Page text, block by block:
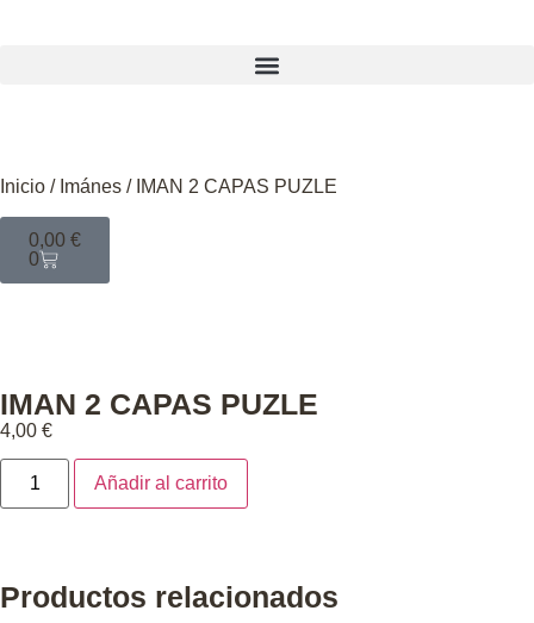
Inicio / Imánes / IMAN 2 CAPAS PUZLE
0,00 €
0
IMAN 2 CAPAS PUZLE
4,00 €
Añadir al carrito
Productos relacionados